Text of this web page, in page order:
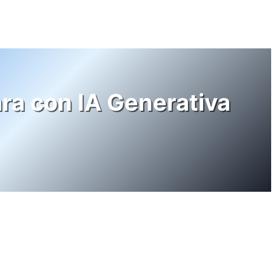
con IA Generativa